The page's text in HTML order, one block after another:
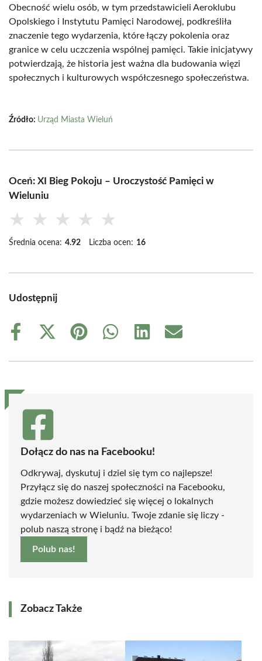
Obecność wielu osób, w tym przedstawicieli Aeroklubu
Opolskiego i Instytutu Pamięci Narodowej, podkreśliła
znaczenie tego wydarzenia, które łączy pokolenia oraz
granice w celu uczczenia wspólnej pamięci. Takie inicjatywy
potwierdzają, że historia jest ważna dla budowania więzi
społecznych i kulturowych współczesnego społeczeństwa.
Źródło: Urząd Miasta Wieluń
Oceń: XI Bieg Pokoju – Uroczystość Pamięci w
Wieluniu
★ ★ ★ ★ ★
Średnia ocena: 4.92 Liczba ocen: 16
Udostępnij
Share
Share
(Twitter)
Share
Share
Share
Share
Dołącz do nas na Facebooku!
Odkrywaj, dyskutuj i dziel się tym co najlepsze!
Przyłącz się do naszej społeczności na Facebooku,
gdzie możesz dowiedzieć się więcej o lokalnych
wydarzeniach w Wieluniu. Twoje zdanie się liczy -
polub naszą stronę i bądź na bieżąco!
Polub nas!
Zobacz Także